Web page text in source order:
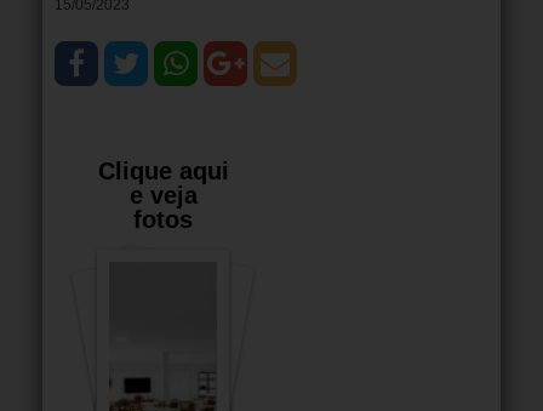
15/05/2023
Clique aqui
e veja
fotos